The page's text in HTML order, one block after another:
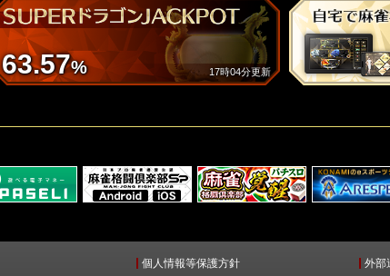
2分前
3面張だが
た！裏1、7
ピ
9分前
63.57% 17時04分更新
個人情報等保護方針 外部